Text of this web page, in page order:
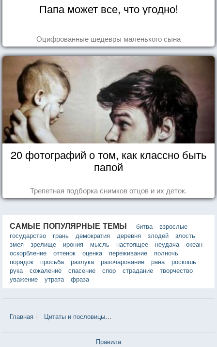
Папа может все, что угодно!
Оцифрованные шедевры маленького сына
20 фотографий о том, как классно быть
папой
Трепетная подборка снимков отцов и их деток.
САМЫЕ ПОПУЛЯРНЫЕ ТЕМЫ битва
взрослые
государство
грань демократия деревня злодей
злость
змея
зрелище ирония мысль настоящее неудача
океан
оскорбление
оттенок оценка переживание
полночь
порядок
просьба разлука разочарование рана
роскошь
рука
сожаление спасение спор страдание
творчество
уважение
утрата фраза
Главная Цитаты и пословицы
Правила